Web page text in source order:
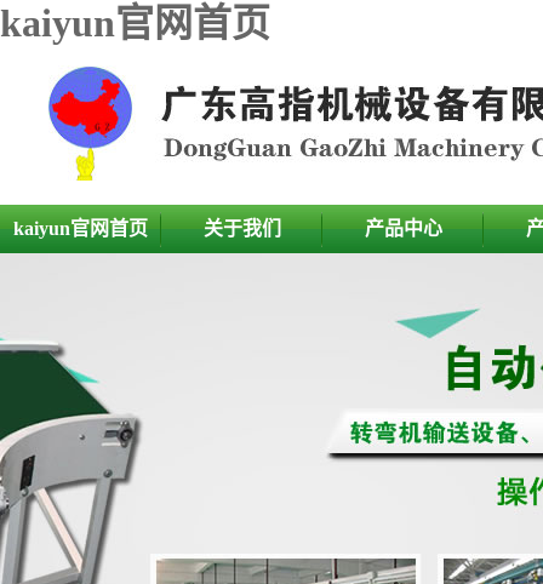
kaiyun官网首页
kaiyun官网首页 关于我们 产品中心